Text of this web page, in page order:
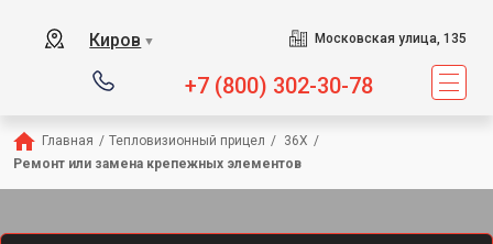
Киров ▼ Московская улица, 135
+7 (800) 302-30-78
Главная / Тепловизионный прицел / 36X /
Ремонт или замена крепежных элементов